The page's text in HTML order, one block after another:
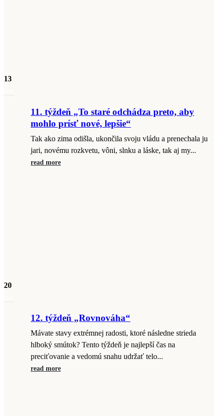
13
11. týždeň „To staré odchádza preto, aby
mohlo prísť nové, lepšie“
Tak ako zima odišla, ukončila svoju vládu a prenechala ju
jari, novému rozkvetu, vôni, slnku a láske, tak aj my...
read more
20
12. týždeň „Rovnováha“
Mávate stavy extrémnej radosti, ktoré následne strieda
hlboký smútok? Tento týždeň je najlepší čas na
preciťovanie a vedomú snahu udržať telo...
read more